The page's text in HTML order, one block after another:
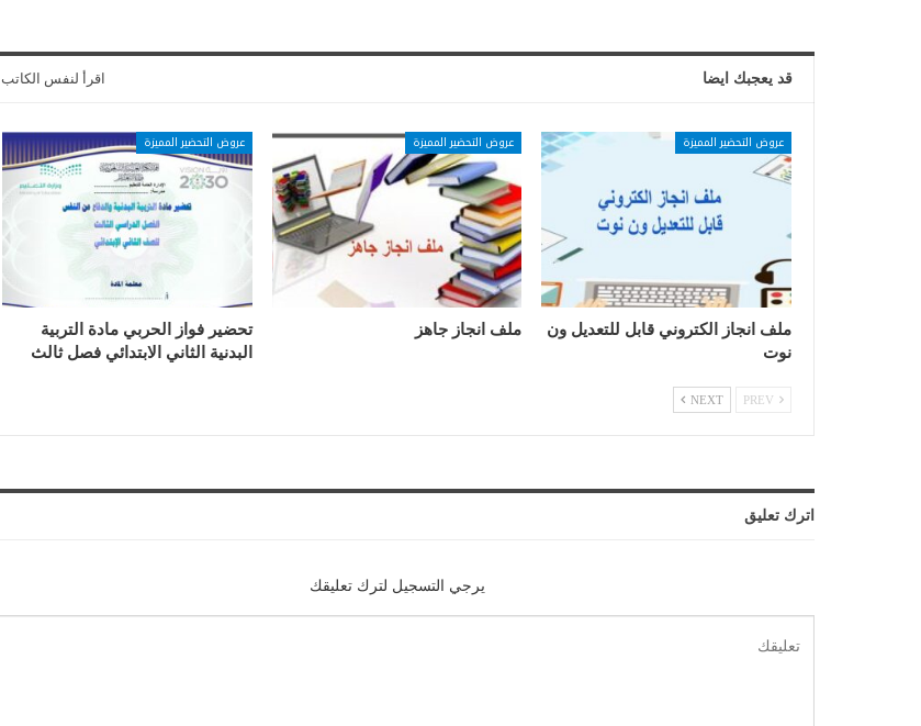
قد يعجبك ايضا اقرأ لنفس الكاتب
عروض التحضير المميزة
ملف انجاز الكتروني قابل للتعديل ون
نوت
عروض التحضير المميزة
ملف انجاز جاهز
عروض التحضير المميزة
تحضير فواز الحربي مادة التربية
البدنية الثاني الابتدائي فصل ثالث
NEXT
اترك تعليق
يرجي التسجيل لترك تعليقك